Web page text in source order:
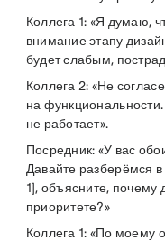
Коллега 1: «Я думаю,
внимание этапу
будет слабым,
Коллега 2: «Не
на
не работает».
Посредник: «У вас
Давайте разберёмся в
1], объясните,
приоритете?»
Коллега 1: «По моему